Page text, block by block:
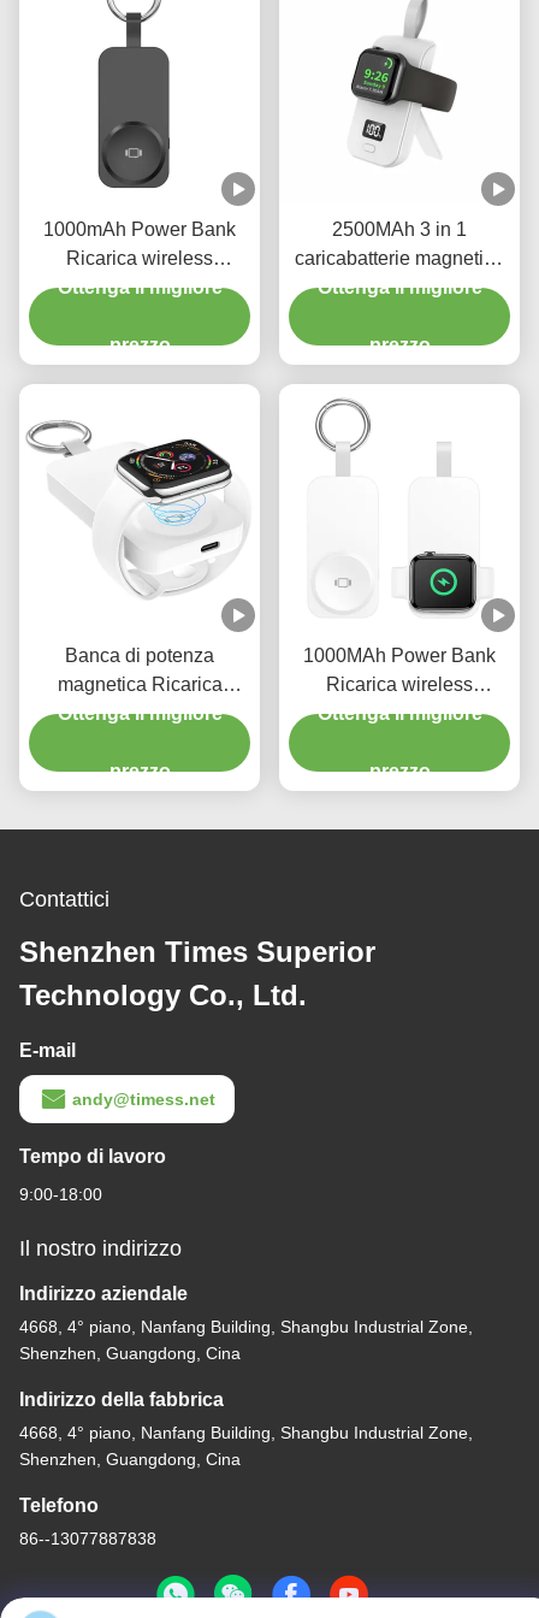
1000mAh Power Bank
Ricarica wireless
Wireless Power Bank 2 in
Ottenga il migliore
prezzo
2500MAh 3 in 1
caricabatterie magnetica
senza fili Magnetic Power
Ottenga il migliore
prezzo
Banca di potenza
magnetica Ricarica
wireless Portable Iwatch
iPhone
Ottenga il migliore
prezzo
1000MAh Power Bank
Ricarica wireless
Magsafe Apple Watch
portachiavi Apple
Ottenga il migliore
prezzo
Contattici
Shenzhen Times Superior
Technology Co., Ltd.
E-mail
andy@timess.net
Tempo di lavoro
9:00-18:00
Il nostro indirizzo
Indirizzo aziendale
4668, 4° piano, Nanfang Building, Shangbu Industrial Zone,
Shenzhen, Guangdong, Cina
Indirizzo della fabbrica
4668, 4° piano, Nanfang Building, Shangbu Industrial Zone,
Shenzhen, Guangdong, Cina
Telefono
86--13077887838